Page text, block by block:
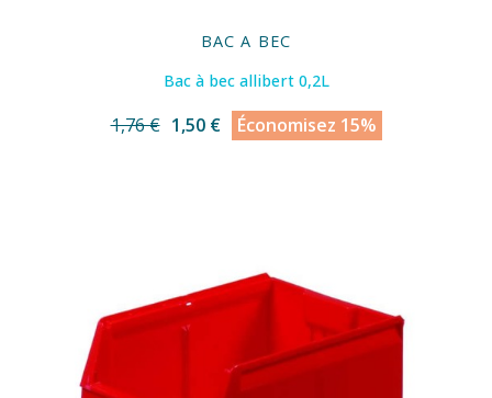
BAC A BEC
Bac à bec allibert 0,2L
1,76 € 1,50 € Économisez 15%